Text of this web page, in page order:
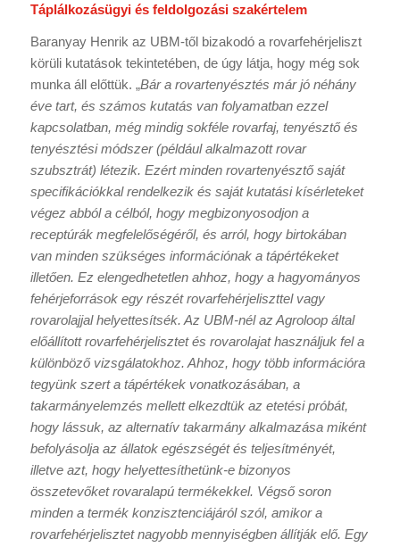
Táplálkozásügyi és feldolgozási szakértelem
Baranyay Henrik az UBM-től bizakodó a rovarfehérjeliszt
körüli kutatások tekintetében, de úgy látja, hogy még sok
munka áll előttük. „Bár a rovartenyésztés már jó néhány
éve tart, és számos kutatás van folyamatban ezzel
kapcsolatban, még mindig sokféle rovarfaj, tenyésztő és
tenyésztési módszer (például alkalmazott rovar
szubsztrát) létezik. Ezért minden rovartenyésztő saját
specifikációkkal rendelkezik és saját kutatási kísérleteket
végez abból a célból, hogy megbizonyosodjon a
receptúrák megfelelőségéről, és arról, hogy birtokában
van minden szükséges információnak a tápértékeket
illetően. Ez elengedhetetlen ahhoz, hogy a hagyományos
fehérjeforrások egy részét rovarfehérjeliszttel vagy
rovarolajjal helyettesítsék. Az UBM-nél az Agroloop által
előállított rovarfehérjelisztet és rovarolajat használjuk fel a
különböző vizsgálatokhoz. Ahhoz, hogy több információra
tegyünk szert a tápértékek vonatkozásában, a
takarmányelemzés mellett elkezdtük az etetési próbát,
hogy lássuk, az alternatív takarmány alkalmazása miként
befolyásolja az állatok egészségét és teljesítményét,
illetve azt, hogy helyettesíthetünk-e bizonyos
összetevőket rovaralapú termékekkel. Végső soron
minden a termék konzisztenciájáról szól, amikor a
rovarfehérjelisztet nagyobb mennyiségben állítják elő. Egy